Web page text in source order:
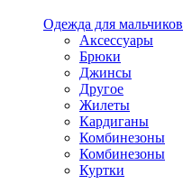
Одежда для мальчиков
Аксессуары
Брюки
Джинсы
Другое
Жилеты
Кардиганы
Комбинезоны
Комбинезоны
Куртки